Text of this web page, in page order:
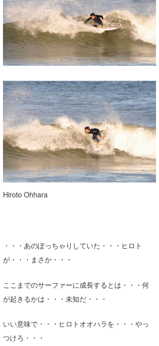
Hiroto Ohhara
・・・あのぽっちゃりしていた・・・ヒロト
が・・・まさか・・・
ここまでのサーファーに成長するとは・・・何
が起きるかは・・・未知だ・・・
いい意味で・・・ヒロトオオハラを・・・やっ
つけろ・・・